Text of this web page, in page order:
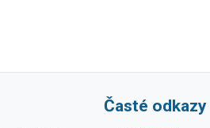
Časté odkazy